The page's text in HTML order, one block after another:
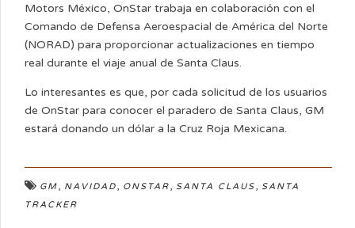
Motors México, OnStar trabaja en colaboración con el
Comando de Defensa Aeroespacial de América del Norte
(NORAD) para proporcionar actualizaciones en tiempo
real durante el viaje anual de Santa Claus.
Lo interesantes es que, por cada solicitud de los usuarios
de OnStar para conocer el paradero de Santa Claus, GM
estará donando un dólar a la Cruz Roja Mexicana.
GM, NAVIDAD, ONSTAR, SANTA CLAUS, SANTA
TRACKER